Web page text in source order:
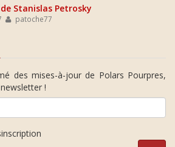
Stanislas Petrosky
patoche77
des mises-à-jour de Polars Pourpres,
!